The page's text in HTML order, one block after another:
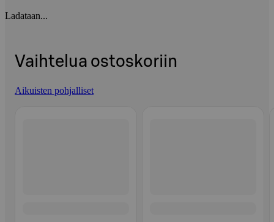
Ladataan...
Vaihtelua ostoskoriin
Aikuisten pohjalliset